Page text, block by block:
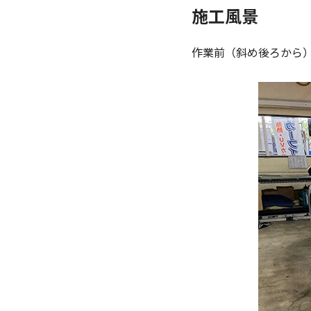
施工風景
作業前（斜め後ろから